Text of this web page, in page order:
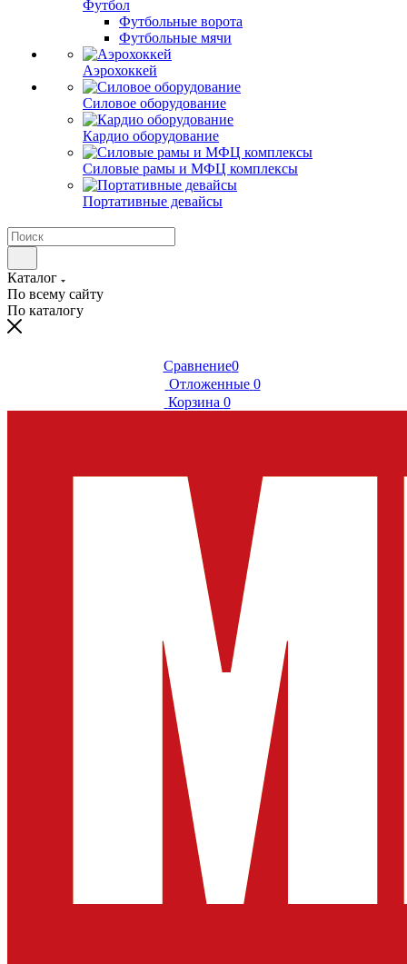
Футбол
Футбольные ворота
Футбольные мячи
Аэрохоккей
Силовое оборудование
Кардио оборудование
Силовые рамы и МФЦ комплексы
Портативные девайсы
Каталог
По всему сайту
По каталогу
Сравнение0
Отложенные 0
Корзина 0